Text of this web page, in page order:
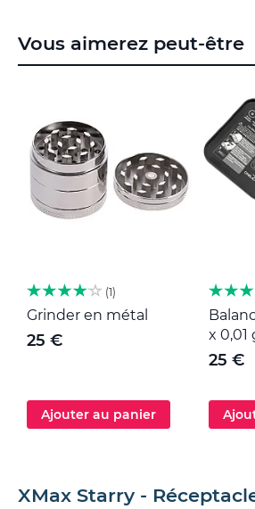
Vous aimerez peut-être
1
Grinder en métal
25 €
Ajouter au panier
x 0,01
25 €
XMax Starry -